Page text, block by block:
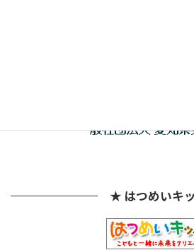
★ はつめいキ